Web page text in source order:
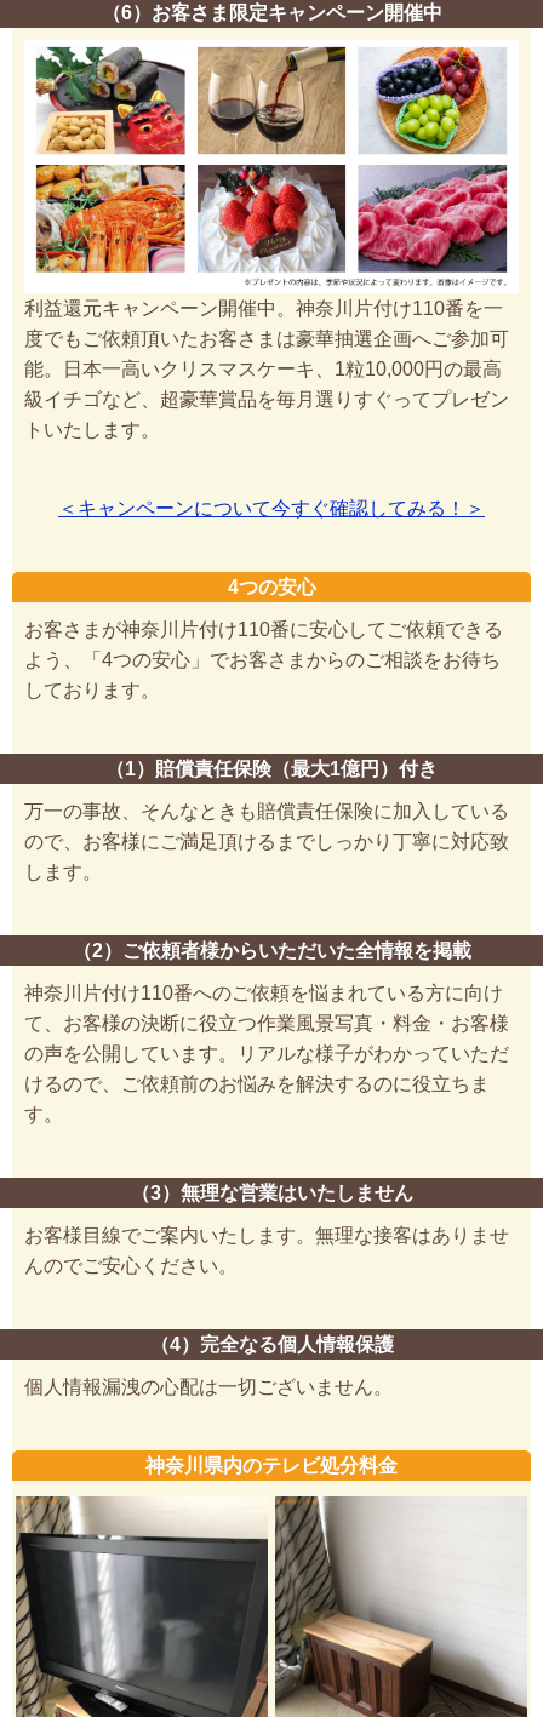
（6）お客さま限定キャンペーン開催中
利益還元キャンペーン開催中。神奈川片付け110番を一
度でもご依頼頂いたお客さまは豪華抽選企画へご参加可
能。日本一高いクリスマスケーキ、1粒10,000円の最高
級イチゴなど、超豪華賞品を毎月選りすぐってプレゼン
トいたします。
＜キャンペーンについて今すぐ確認してみる！＞
4つの安心
お客さまが神奈川片付け110番に安心してご依頼できる
よう、「4つの安心」でお客さまからのご相談をお待ち
しております。
（1）賠償責任保険（最大1億円）付き
万一の事故、そんなときも賠償責任保険に加入している
ので、お客様にご満足頂けるまでしっかり丁寧に対応致
します。
（2）ご依頼者様からいただいた全情報を掲載
神奈川片付け110番へのご依頼を悩まれている方に向け
て、お客様の決断に役立つ作業風景写真・料金・お客様
の声を公開しています。リアルな様子がわかっていただ
けるので、ご依頼前のお悩みを解決するのに役立ちま
す。
（3）無理な営業はいたしません
お客様目線でご案内いたします。無理な接客はありませ
んのでご安心ください。
（4）完全なる個人情報保護
個人情報漏洩の心配は一切ございません。
神奈川県内のテレビ処分料金